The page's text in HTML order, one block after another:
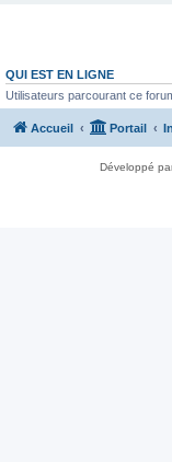
QUI EST EN LIGNE
Utilisateurs parcourant ce
Accueil Portail
Développé